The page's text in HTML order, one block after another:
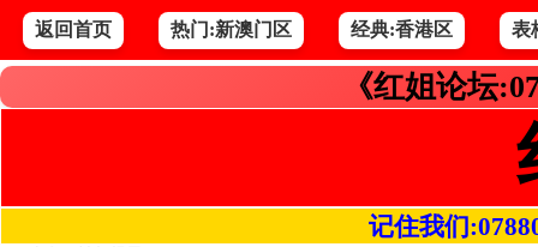
返回首页 热门:新澳门区 经典:香港区 表
《红姐论坛
记住我们